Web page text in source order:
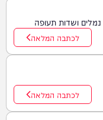
ושדות תעופה
לכתבה המלאה
לכתבה המלאה